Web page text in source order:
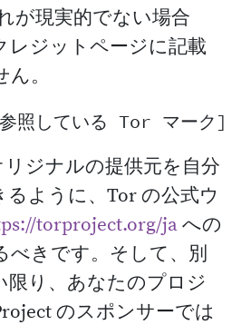
が現実的でない場合
レジットページに記載
。
ジナルの提供元を自分
るように、Tor の公式ウ
torproject.org/jaへの
べきです。そして、別
限り、あなたのプロジ
のスポンサーでは